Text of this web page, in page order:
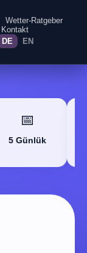
Wetter-Ratgeber
Kontakt
DE EN
📅
5 Günlük